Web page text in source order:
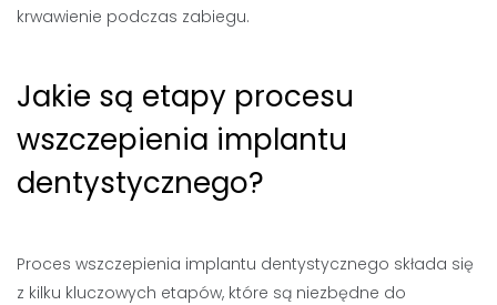
krwawienie podczas zabiegu.
Jakie są etapy procesu
wszczepienia implantu
dentystycznego?
Proces wszczepienia implantu dentystycznego składa się
z kilku kluczowych etapów, które są niezbędne do